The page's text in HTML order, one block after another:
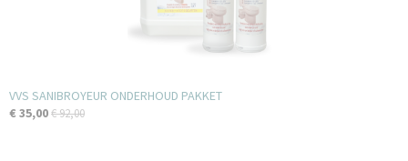
VVS SANIBROYEUR ONDERHOUD PAKKET
€ 35,00€ 92,00